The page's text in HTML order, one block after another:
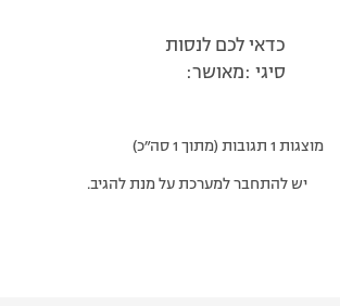
כדאי לכם לנסות
סיגי :מאושר:
מוצגות 1 תגובות (מתוך 1 סה״כ)
יש להתחבר למערכת על מנת להגיב.